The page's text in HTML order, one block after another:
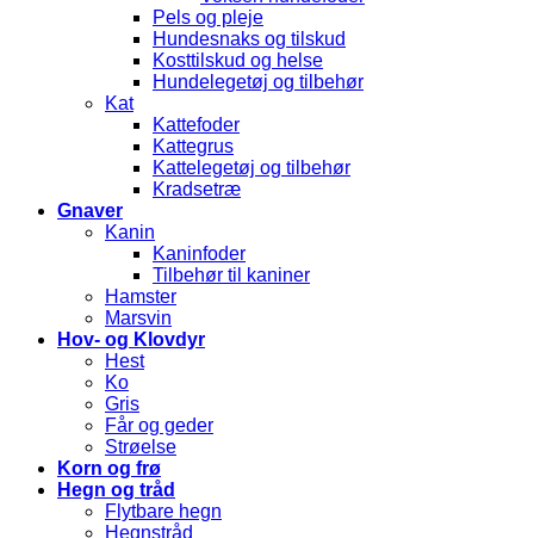
Pels og pleje
Hundesnaks og tilskud
Kosttilskud og helse
Hundelegetøj og tilbehør
Kat
Kattefoder
Kattegrus
Kattelegetøj og tilbehør
Kradsetræ
Gnaver
Kanin
Kaninfoder
Tilbehør til kaniner
Hamster
Marsvin
Hov- og Klovdyr
Hest
Ko
Gris
Får og geder
Strøelse
Korn og frø
Hegn og tråd
Flytbare hegn
Hegnstråd